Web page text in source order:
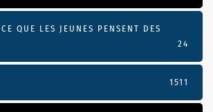
QUE LES JEUNES PENSENT DES
24
1511